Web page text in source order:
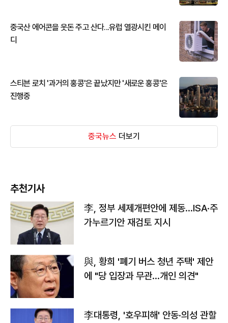
중국산 에어콘을 웃돈 주고 산다...유럽 열광시킨 메이
디
스티븐 로치 '과거의 홍콩'은 끝났지만 '새로운 홍콩'은
진행중
중국뉴스 더보기
추천기사
李, 정부 세제개편안에 제동…ISA·주
가누르기안 재검토 지시
與, 황희 '폐기 버스 청년 주택' 제안
에 "당 입장과 무관…개인 의견"
李대통령, '호우피해' 안동·의성 관할